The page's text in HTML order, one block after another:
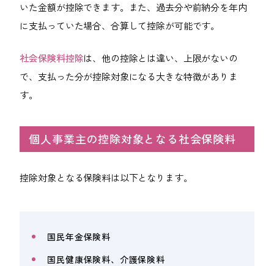
いた金額が控除できます。また、過去分や前納分を年内
に支払っていた場合、合算して控除が可能です。
社会保険料控除は、他の控除とは違い、上限がないの
で、支払った分が控除対象になる大きな特徴がありま
す。
個人事業主の控除対象となる社会保険料
控除対象となる保険料は以下となります。
国民年金保険料
国民健康保険料、介護保険料